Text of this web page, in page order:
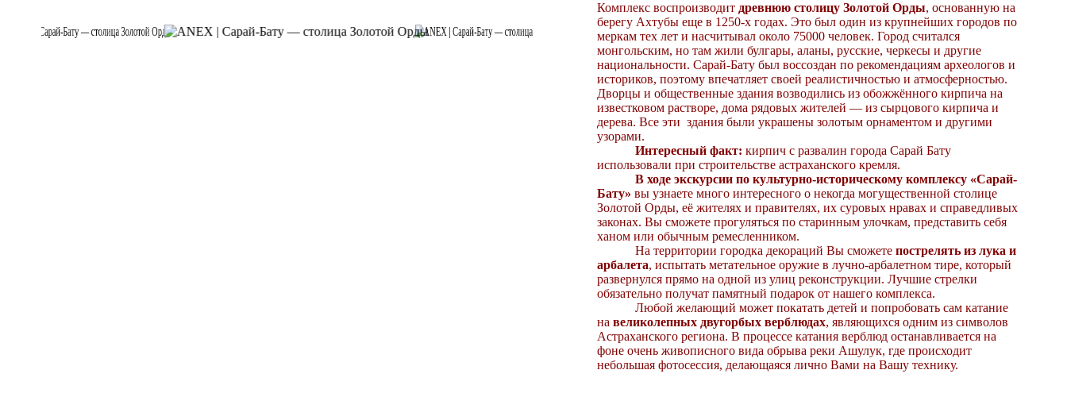
Комплекс воспроизводит древнюю столицу Золотой Орды, основанную на
берегу Ахтубы еще в 1250-х годах. Это был один из крупнейших городов по
меркам тех лет и насчитывал около 75000 человек. Город считался
монгольским, но там жили булгары, аланы, русские, черкесы и другие
национальности. Сарай-Бату был воссоздан по рекомендациям археологов и
историков, поэтому впечатляет своей реалистичностью и атмосферностью.
Дворцы и общественные здания возводились из обожжённого кирпича на
известковом растворе, дома рядовых жителей — из сырцового кирпича и
дерева. Все эти здания были украшены золотым орнаментом и другими
узорами.
Интересный факт: кирпич с развалин города Сарай Бату
использовали при строительстве астраханского кремля.
В ходе экскурсии по культурно-историческому комплексу «Сарай-
Бату» вы узнаете много интересного о некогда могущественной столице
Золотой Орды, её жителях и правителях, их суровых нравах и справедливых
законах. Вы сможете прогуляться по старинным улочкам, представить себя
ханом или обычным ремесленником.
На территории городка декораций Вы сможете пострелять из лука и
арбалета, испытать метательное оружие в лучно-арбалетном тире, который
развернулся прямо на одной из улиц реконструкции. Лучшие стрелки
обязательно получат памятный подарок от нашего комплекса.
Любой желающий может покатать детей и попробовать сам катание
на великолепных двугорбых верблюдах, являющихся одним из символов
Астраханского региона. В процессе катания верблюд останавливается на
фоне очень живописного вида обрыва реки Ашулук, где происходит
небольшая фотосессия, делающаяся лично Вами на Вашу технику.